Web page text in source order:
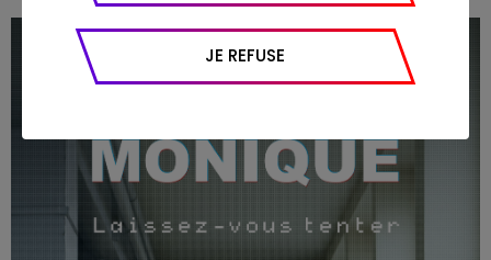
sur le site, nombre de pages vues en moyenne,
appareil et navigateur utilisé, emplacement
géographique), l’origine du trafic et la
JE REFUSE